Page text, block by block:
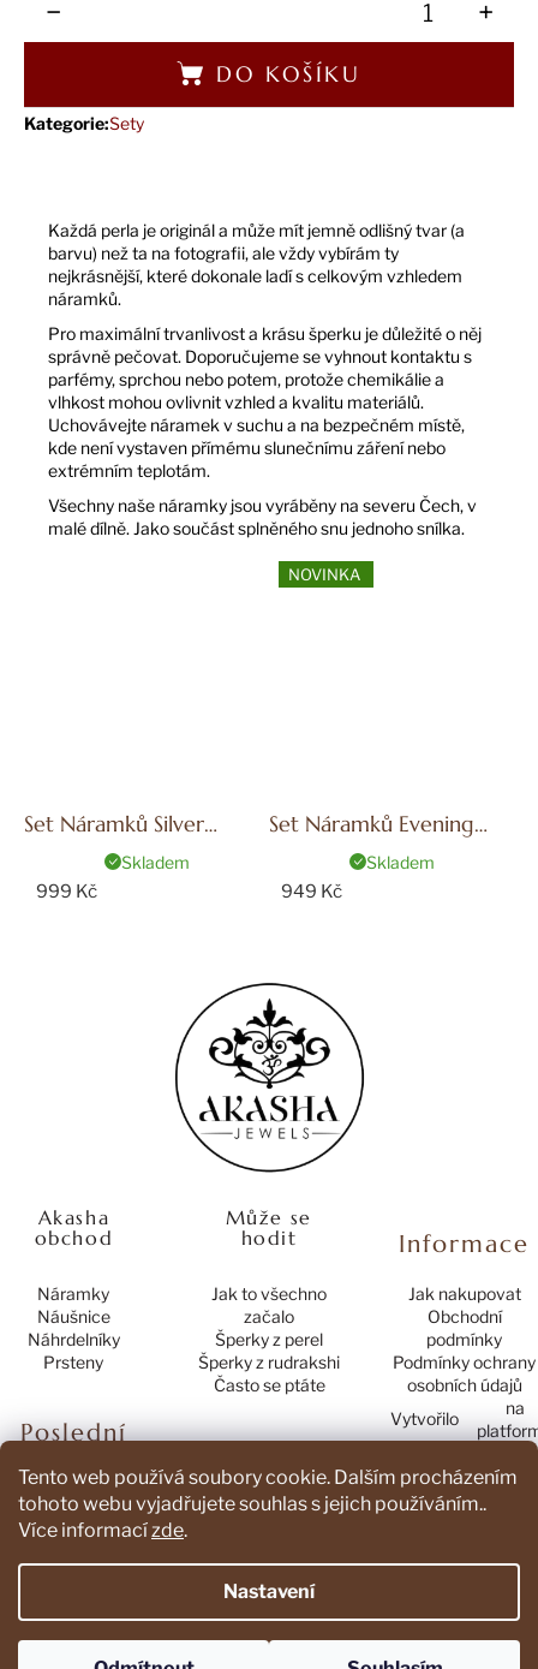
Tento web používá soubory cookie. Dalším procházením
tohoto webu vyjadřujete souhlas s jejich používáním..
Více informacízde.
Nastavení
+
−
DO KOŠÍKU
Kategorie:Sety
Každá perla je originál a může mít jemně odlišný tvar (a
barvu) než ta na fotografii, ale vždy vybírám ty
nejkrásnější, které dokonale ladí s celkovým vzhledem
náramků.
Pro maximální trvanlivost a krásu šperku je důležité o něj
správně pečovat. Doporučujeme se vyhnout kontaktu s
parfémy, sprchou nebo potem, protože chemikálie a
vlhkost mohou ovlivnit vzhled a kvalitu materiálů.
Uchovávejte náramek v suchu a na bezpečném místě,
kde není vystaven přímému slunečnímu záření nebo
extrémním teplotám.
Všechny naše náramky jsou vyráběny na severu Čech, v
malé dílně. Jako součást splněného snu jednoho snílka.
Set Náramků Silver
Skladem
999 Kč
NOVINKA
Set Náramků Evening
Skladem
949 Kč
Akasha
obchod
Náramky
Náušnice
Náhrdelníky
Prsteny
Může se
hodit
Jak to všechno
začalo
Šperky z perel
Šperky z rudrakshi
Často se ptáte
Informace
Jak nakupovat
Obchodní
podmínky
Podmínky ochrany
osobních údajů
Poslední
produktů
Náramek Mamma Mia
Hodnocení produktu je 4 z 5 hvězdiček.
Vytvořilo
na